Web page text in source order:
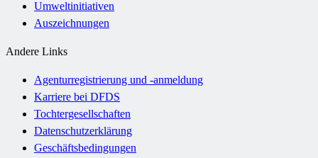
Umweltinitiativen
Auszeichnungen
Andere Links
Agenturregistrierung und -anmeldung
Karriere bei DFDS
Tochtergesellschaften
Datenschutzerklärung
Geschäftsbedingungen